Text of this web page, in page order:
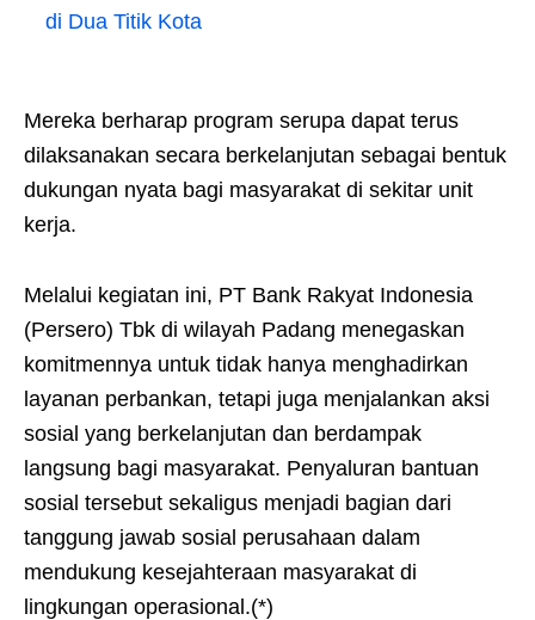
di Dua Titik Kota
Mereka berharap program serupa dapat terus
dilaksanakan secara berkelanjutan sebagai bentuk
dukungan nyata bagi masyarakat di sekitar unit
kerja.
Melalui kegiatan ini, PT Bank Rakyat Indonesia
(Persero) Tbk di wilayah Padang menegaskan
komitmennya untuk tidak hanya menghadirkan
layanan perbankan, tetapi juga menjalankan aksi
sosial yang berkelanjutan dan berdampak
langsung bagi masyarakat. Penyaluran bantuan
sosial tersebut sekaligus menjadi bagian dari
tanggung jawab sosial perusahaan dalam
mendukung kesejahteraan masyarakat di
lingkungan operasional.(*)